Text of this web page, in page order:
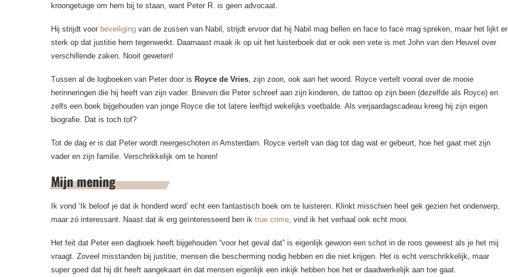
kroongetuige om hem bij te staan, want Peter R. is geen advocaat.
Hij strijdt voor beveiliging van de zussen van Nabil, strijdt ervoor dat hij Nabil mag bellen en face to face mag spreken, maar het lijkt er
sterk op dat justitie hem tegenwerkt. Daarnaast maak ik op uit het luisterboek dat er ook een vete is met John van den Heuvel over
verschillende zaken. Nooit geweten!
Tussen al de logboeken van Peter door is Royce de Vries, zijn zoon, ook aan het woord. Royce vertelt vooral over de mooie
herinneringen die hij heeft van zijn vader. Brieven die Peter schreef aan zijn kinderen, de tattoo op zijn been (dezelfde als Royce) en
zelfs een boek bijgehouden van jonge Royce die tot latere leeftijd wekelijks voetbalde. Als verjaardagscadeau kreeg hij zijn eigen
biografie. Dat is toch tof?
Tot de dag er is dat Peter wordt neergeschoten in Amsterdam. Royce vertelt van dag tot dag wat er gebeurt, hoe het gaat met zijn
vader en zijn familie. Verschrikkelijk om te horen!
Mijn mening
Ik vond ‘Ik beloof je dat ik honderd word’ echt een fantastisch boek om te luisteren. Klinkt misschien heel gek gezien het onderwerp,
maar zó interessant. Naast dat ik erg geïnteresseerd ben ik true crime, vind ik het verhaal ook echt mooi.
Het feit dat Peter een dagboek heeft bijgehouden “voor het geval dat” is eigenlijk gewoon een schot in de roos geweest als je het mij
vraagt. Zoveel misstanden bij justitie, mensen die bescherming nodig hebben en die niet krijgen. Het is echt verschrikkelijk, maar
super goed dat hij dit heeft aangekaart én dat mensen eigenlijk een inkijk hebben hoe het er daadwerkelijk aan toe gaat.